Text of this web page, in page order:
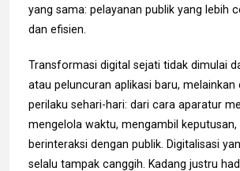
yang sama: pelayanan publik yang lebih
dan efisien.
Transformasi digital sejati tidak dimulai
atau peluncuran aplikasi baru, melainkan
perilaku sehari-hari: dari cara aparatur
mengelola waktu, mengambil keputusan,
berinteraksi dengan publik. Digitalisasi
selalu tampak canggih. Kadang justru